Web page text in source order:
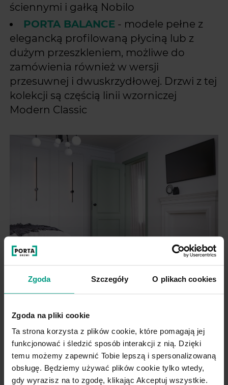
Zgoda Szczegóły O plikach cookies
Zgoda na pliki cookie
Ta strona korzysta z plików cookie, które pomagają jej
funkcjonować i śledzić sposób interakcji z nią. Dzięki
temu możemy zapewnić Tobie lepszą i spersonalizowaną
obsługę. Będziemy używać plików cookie tylko wtedy,
gdy wyrazisz na to zgodę, klikając Akceptuj wszystkie.
ściennymi i gałką Nobilo
PORTA BALANCE - modele pełne z
elegancką profilowaną płyciną lub z
dużym przeszkleniem, możliwe do
zamówienia również w wersji
przesuwnej i dwuskrzydłowej. Drzwi z tej
kolekcji są częścią linii wzorniczej
Modern Classic
Sypialnia z drzwiami
szałwii i oliwki = oaza
spokoju i relaksu
Sypiania do miejsce, w którym chcesz
odpocząć po ciężkim dniu. To